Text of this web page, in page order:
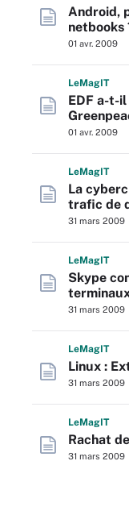
Android,
netbooks
01 avr. 2009
LeMagIT
EDF a-t-
01 avr. 2009
LeMagIT
La
trafic de
31 mars 2009
LeMagIT
Skype
31 mars 2009
LeMagIT
Linux :
31 mars 2009
LeMagIT
Rachat
31 mars 2009